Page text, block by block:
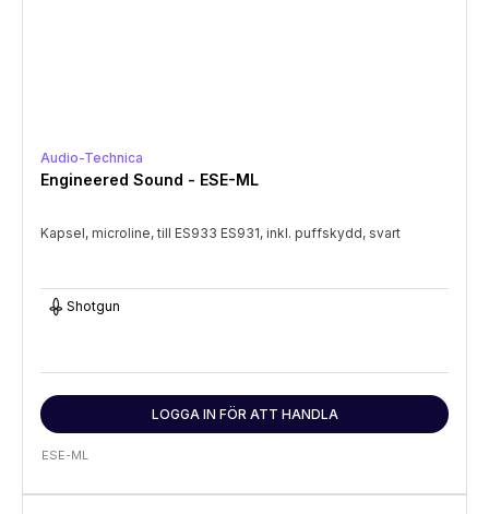
Audio-Technica
Engineered Sound - ESE-ML
Kapsel, microline, till ES933 ES931, inkl. puffskydd, svart
Shotgun
LOGGA IN FÖR ATT HANDLA
ESE-ML